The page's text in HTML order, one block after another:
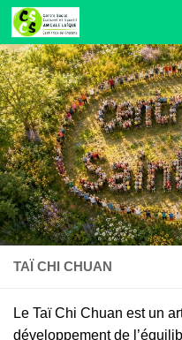
Skip to content
TAÏ CHI CHUAN
Le Taï Chi Chuan est un
développement de